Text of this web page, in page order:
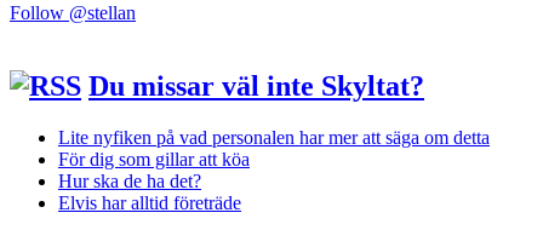
Follow @stellan
Du missar väl inte Skyltat?
Lite nyfiken på vad personalen har mer att säga om detta
För dig som gillar att köa
Hur ska de ha det?
Elvis har alltid företräde